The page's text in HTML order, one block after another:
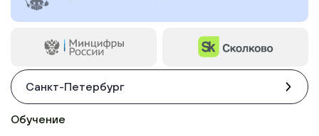
Санкт-Петербург
Обучение